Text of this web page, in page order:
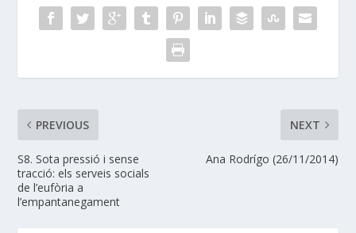
PREVIOUS
S8. Sota pressió i sense
tracció: els serveis socials
de l’eufòria a
l’empantanegament
NEXT
Ana Rodrígo (26/11/2014)